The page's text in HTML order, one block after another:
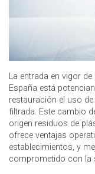
La entrada en vigor
España está
restauración el uso
filtrada. Este cambio
origen residuos de
ofrece ventajas
establecimientos, y
comprometido con la